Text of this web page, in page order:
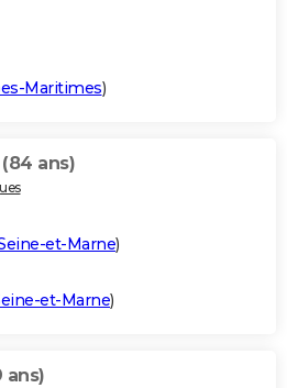
Maritimes)
(84 ans)
et-Marne)
et-Marne)
ans)